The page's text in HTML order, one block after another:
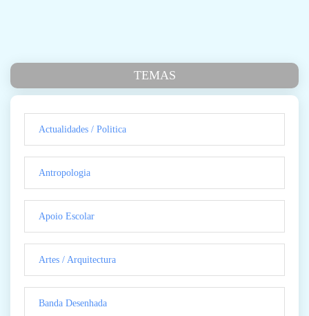
TEMAS
Actualidades / Politica
Antropologia
Apoio Escolar
Artes / Arquitectura
Banda Desenhada